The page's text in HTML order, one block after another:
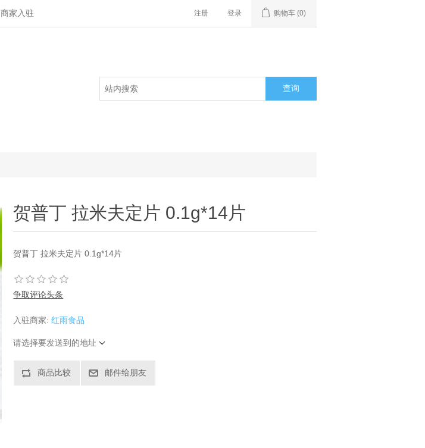
商家入驻 注册 登录 购物车 (0)
贺普丁 拉米夫定片 0.1g*14片
贺普丁 拉米夫定片 0.1g*14片
争取评论头条
入驻商家: 红雨食品
请选择要发送到的地址